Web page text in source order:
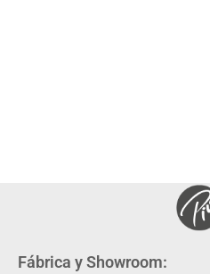
Fábrica y Showroom: